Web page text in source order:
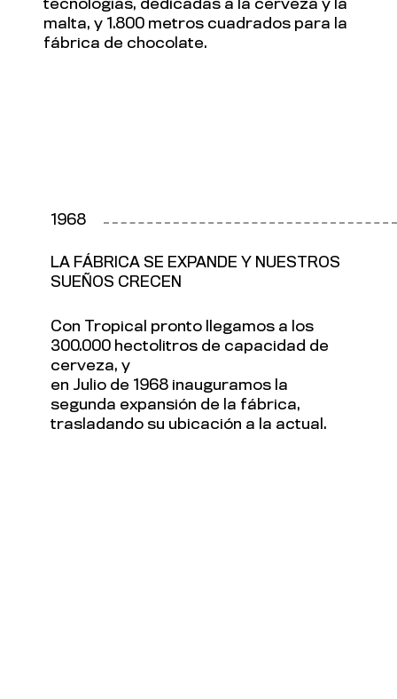
tecnologías, dedicadas a la cerveza y la
malta, y 1.800 metros cuadrados para la
fábrica de chocolate.
LA FÁBRICA SE EXPANDE Y NUESTROS
SUEÑOS CRECEN
1968
Con Tropical pronto llegamos a los
300.000 hectolitros de capacidad de
cerveza, y
en Julio de 1968 inauguramos la
segunda expansión de la fábrica,
trasladando su ubicación a la actual.